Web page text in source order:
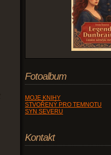
Fotoalbum
MOJE KNIHY
STVOŘENÝ PRO TEMNOTU
SYN SEVERU
Kontakt